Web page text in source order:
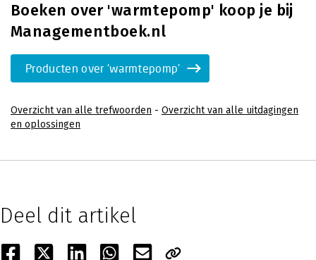
Boeken over 'warmtepomp' koop je bij
Managementboek.nl
Producten over 'warmtepomp'
Overzicht van alle trefwoorden - Overzicht van alle uitdagingen
en oplossingen
Deel dit artikel